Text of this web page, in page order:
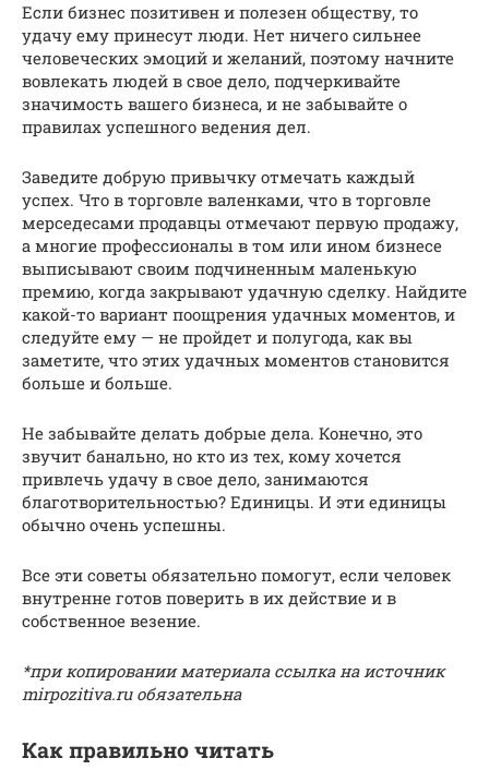
Если бизнес позитивен и полезен обществу, то
удачу ему принесут люди. Нет ничего сильнее
человеческих эмоций и желаний, поэтому начните
вовлекать людей в свое дело, подчеркивайте
значимость вашего бизнеса, и не забывайте о
правилах успешного ведения дел.
Заведите добрую привычку отмечать каждый
успех. Что в торговле валенками, что в торговле
мерседесами продавцы отмечают первую продажу,
а многие профессионалы в том или ином бизнесе
выписывают своим подчиненным маленькую
премию, когда закрывают удачную сделку. Найдите
какой-то вариант поощрения удачных моментов, и
следуйте ему — не пройдет и полугода, как вы
заметите, что этих удачных моментов становится
больше и больше.
Не забывайте делать добрые дела. Конечно, это
звучит банально, но кто из тех, кому хочется
привлечь удачу в свое дело, занимаются
благотворительностью? Единицы. И эти единицы
обычно очень успешны.
Все эти советы обязательно помогут, если человек
внутренне готов поверить в их действие и в
собственное везение.
*при копировании материала ссылка на источник
mirpozitiva.ru обязательна
Как правильно читать